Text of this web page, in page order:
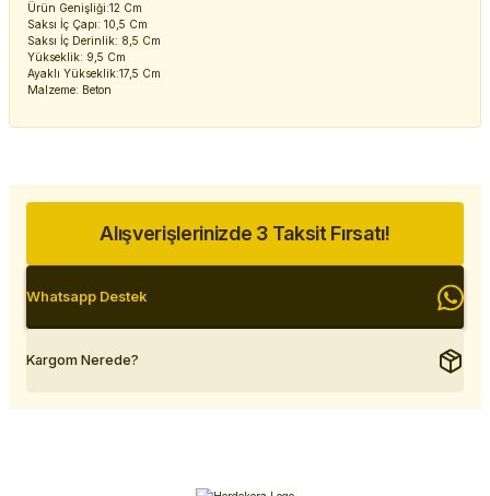
Ürün Genişliği:12 Cm
Saksı İç Çapı: 10,5 Cm
Saksı İç Derinlik: 8,5 Cm
Yükseklik: 9,5 Cm
Ayaklı Yükseklik:17,5 Cm
Malzeme: Beton
Alışverişlerinizde 3 Taksit Fırsatı!
Whatsapp Destek
Kargom Nerede?